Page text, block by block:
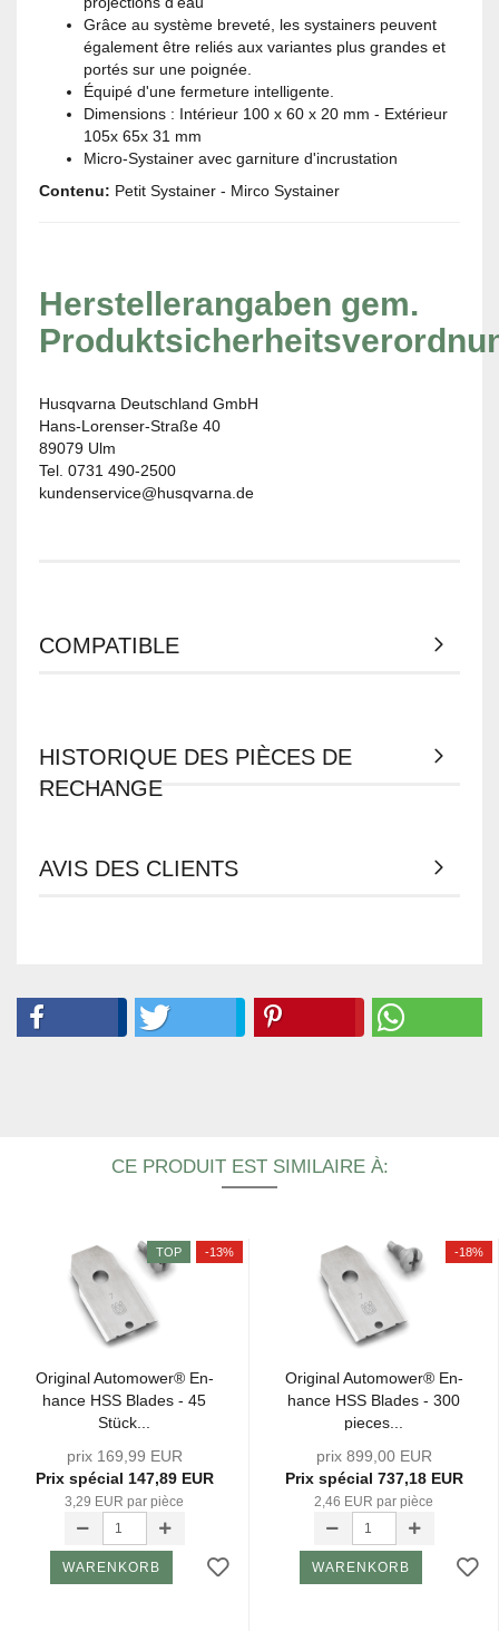
Grâce au système breveté, les systainers peuvent
également être reliés aux variantes plus grandes et
portés sur une poignée.
Équipé d'une fermeture intelligente.
Dimensions : Intérieur 100 x 60 x 20 mm - Extérieur
105x 65x 31 mm
Micro-Systainer avec garniture d'incrustation
Contenu: Petit Systainer - Mirco Systainer
Herstellerangaben gem.
Husqvarna Deutschland GmbH
Hans-Lorenser-Straße 40
89079 Ulm
Tel. 0731 490-2500
kundenservice@husqvarna.de
COMPATIBLE
HISTORIQUE DES PIÈCES DE
RECHANGE
AVIS DES CLIENTS
CE PRODUIT EST SIMILAIRE À:
TOP -13%
Ori­gi­nal Au­to­mo­wer® En­
hance HSS Blades - 45
Stück...
prix 169,99 EUR
Prix ​​spécial 147,89 EUR
3,29 EUR par pièce
WARENKORB
-18%
Ori­gi­nal Au­to­mo­wer® En­
hance HSS Blades - 300
pieces...
prix 899,00 EUR
Prix ​​spécial 737,18 EUR
2,46 EUR par pièce
WARENKORB